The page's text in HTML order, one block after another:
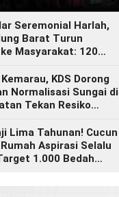
Seremonial Harlah,
Barat Turun
Masyarakat: 120
hingga Layanan
Gratis
KDS Dorong
Normalisasi Sungai di
Tekan Resiko
Lima Tahunan! Cucun
Aspirasi Selalu
1.000 Bedah